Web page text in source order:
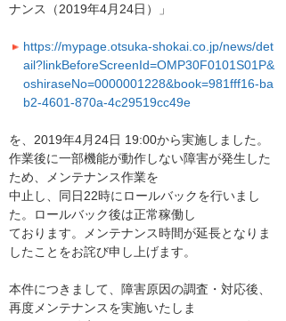
ナンス（2019年4月24日）」
https://mypage.otsuka-shokai.co.jp/news/det
ail?linkBeforeScreenId=OMP30F0101S01P&
oshiraseNo=0000001228&book=981fff16-ba
b2-4601-870a-4c29519cc49e
を、2019年4月24日 19:00から実施しました。
作業後に一部機能が動作しない障害が発生した
ため、メンテナンス作業を
中止し、同日22時にロールバックを行いまし
た。ロールバック後は正常稼働し
ております。メンテナンス時間が延長となりま
したことをお詫び申し上げます。
本件につきまして、障害原因の調査・対応後、
再度メンテナンスを実施いたしま